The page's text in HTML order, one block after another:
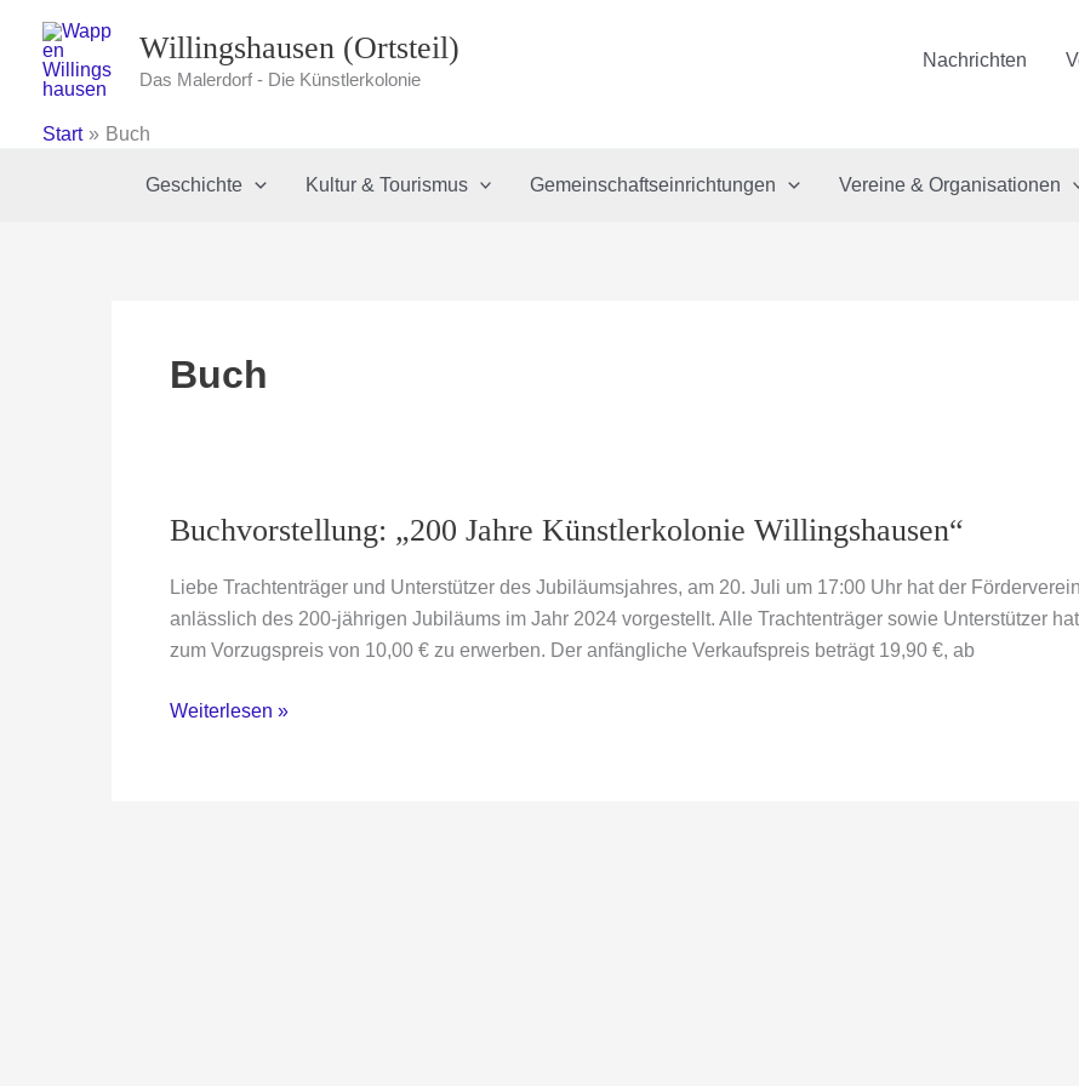
Inhalt
springen
Willingshausen (Ortsteil)
Das Malerdorf - Die Künstlerkolonie
Nachrichten
Start Buch
Geschichte Kultur & Tourismus Gemeinschaftseinrichtungen Vereine & Organisationen
Buch
Buchvorstellung: „200 Jahre Künstlerkolonie Willingshausen“
Liebe Trachtenträger und Unterstützer des Jubiläumsjahres, am 20. Juli um 17:00 Uhr hat der
anlässlich des 200-jährigen Jubiläums im Jahr 2024 vorgestellt. Alle Trachtenträger sowie Unterstützer
zum Vorzugspreis von 10,00 € zu erwerben. Der anfängliche Verkaufspreis beträgt 19,90 €, ab
Buchvorstellung:
Weiterlesen »